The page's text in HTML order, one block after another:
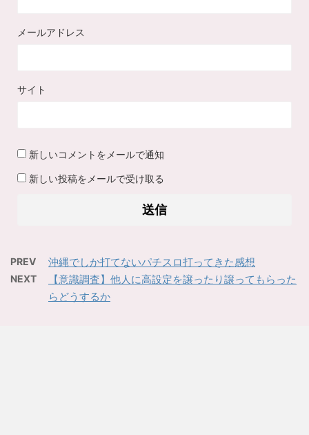
メールアドレス
サイト
新しいコメントをメールで通知
新しい投稿をメールで受け取る
PREV 沖縄でしか打てないパチスロ打ってきた感想
NEXT
【意識調査】他人に高設定を譲ったり譲ってもらった
らどうするか